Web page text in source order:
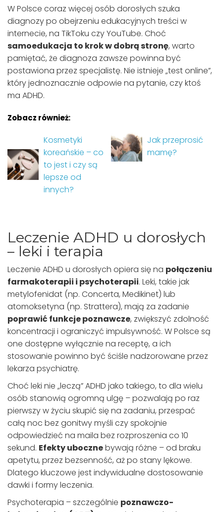
W Polsce coraz więcej osób dorosłych szuka
diagnozy po obejrzeniu edukacyjnych treści w
internecie, na TikToku czy YouTube. Choć
samoedukacja to krok w dobrą stronę, warto
pamiętać, że diagnoza zawsze powinna być
postawiona przez specjalistę. Nie istnieje „test online”,
który jednoznacznie odpowie na pytanie, czy ktoś
ma ADHD.
Zobacz również:
Kosmetyki
koreańskie – co
to jest i czy są
lepsze od
innych?
Jak przeprosić
mamę?
Leczenie ADHD u dorosłych
– leki i terapia
Leczenie ADHD u dorosłych opiera się na połączeniu
farmakoterapii i psychoterapii. Leki, takie jak
metylofenidat (np. Concerta, Medikinet) lub
atomoksetyna (np. Strattera), mają za zadanie
poprawić funkcje poznawcze, zwiększyć zdolność
koncentracji i ograniczyć impulsywność. W Polsce są
one dostępne wyłącznie na receptę, a ich
stosowanie powinno być ściśle nadzorowane przez
lekarza psychiatrę.
Choć leki nie „leczą” ADHD jako takiego, to dla wielu
osób stanowią ogromną ulgę – pozwalają po raz
pierwszy w życiu skupić się na zadaniu, przespać
całą noc bez gonitwy myśli czy spokojnie
odpowiedzieć na maila bez rozproszenia co 10
sekund. Efekty ubocznebywają różne – od braku
apetytu, przez bezsenność, aż po stany lękowe.
Dlatego kluczowe jest indywidualne dostosowanie
dawki i formy leczenia.
Psychoterapia – szczególnie poznawczo-